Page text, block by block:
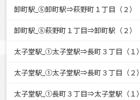
卸町駅_⑤卸町駅⇒萩野町１丁目（２）
卸町駅_⑤萩野町１丁目⇒卸町駅（２）
太子堂駅_①太子堂駅⇒長町３丁目（１）
太子堂駅_①太子堂駅⇒長町３丁目（２）
太子堂駅_①長町３丁目⇒太子堂駅（１）